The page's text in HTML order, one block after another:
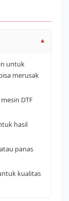
▾
untuk
merusak
DTF
hasil
panas
kualitas